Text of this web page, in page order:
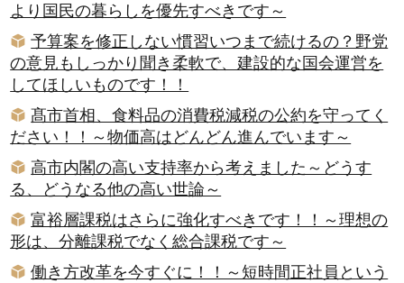
より国民の暮らしを優先すべきです～
予算案を修正しない慣習いつまで続けるの？野党
の意見もしっかり聞き柔軟で、建設的な国会運営を
してほしいものです！！
髙市首相、食料品の消費税減税の公約を守ってく
ださい！！～物価高はどんどん進んでいます～
高市内閣の高い支持率から考えました～どうす
る、どうなる他の高い世論～
富裕層課税はさらに強化すべきです！！～理想の
形は、分離課税でなく総合課税です～
働き方改革を今すぐに！！～短時間正社員という